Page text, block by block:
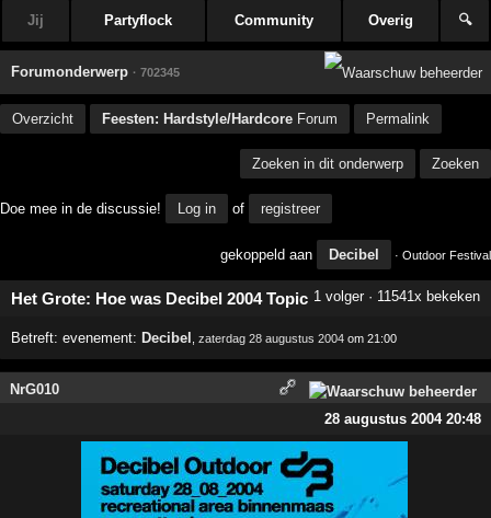
Jij Partyflock Community Overig 🔍
Forumonderwerp · 702345
Overzicht Feesten: Hardstyle/Hardcore Forum Permalink
Zoeken in dit onderwerp Zoeken
Doe mee in de discussie! Log in of registreer
gekoppeld aan Decibel · Outdoor Festival
Het Grote: Hoe was Decibel 2004 Topic 1 volger · 11541x bekeken
Betreft:evenement: Decibel ,zaterdag 28 augustus 2004 om 21:00
NrG010
28 augustus 2004 20:48